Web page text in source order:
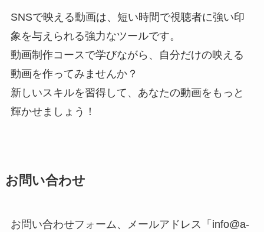
SNSで映える動画は、短い時間で視聴者に強い印
象を与えられる強力なツールです。
動画制作コースで学びながら、自分だけの映える
動画を作ってみませんか？
新しいスキルを習得して、あなたの動画をもっと
輝かせましょう！
お問い合わせ
お問い合わせフォーム、メールアドレス「info@a-